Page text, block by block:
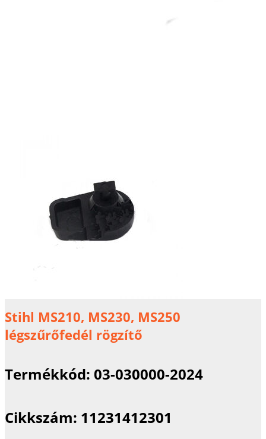
Stihl MS210, MS230, MS250
légszűrőfedél rögzítő
Termékkód: 03-030000-2024
Cikkszám: 11231412301